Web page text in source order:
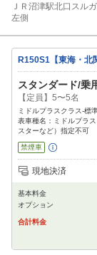
ＪＲ沼津駅北口スル
左側
R150S1【東海・
スタンダード/乗
【定員】5〜5名
ミドルプラスクラス-標
表車種名：ミドルプラ
スターなど）指定不可
禁煙車
追加可能オプション
カーナビ
現地決済
基本料金
オプション
合計料金